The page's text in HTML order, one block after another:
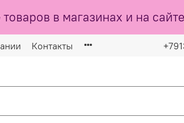
в магазинах и на
Контакты